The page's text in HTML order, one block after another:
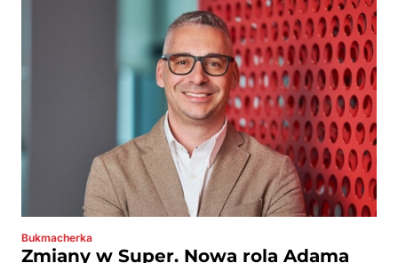
Bukmacherka
Zmiany w Super. Nowa rola Adama